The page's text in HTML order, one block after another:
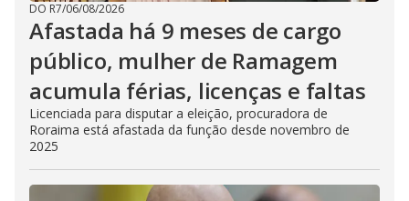
DO R7/06/08/2026
Afastada há 9 meses de cargo
público, mulher de Ramagem
acumula férias, licenças e faltas
Licenciada para disputar a eleição, procuradora de
Roraima está afastada da função desde novembro de
2025